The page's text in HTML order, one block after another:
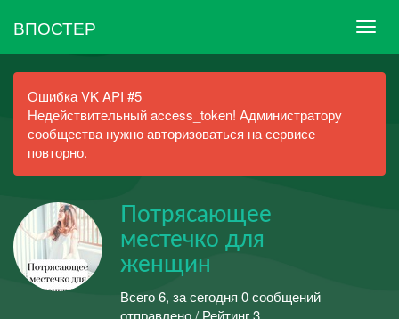
ВПОСТЕР
Ошибка VK API #5
Недействительный access_token! Администратору
сообщества нужно авторизоваться на сервисе
повторно.
Потрясающее
местечко для
женщин
Всего 6, за сегодня 0 сообщений
отправлено / Рейтинг 3